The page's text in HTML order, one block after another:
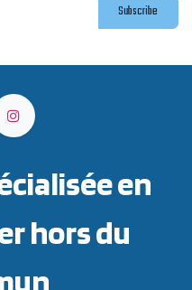
Subscribe
en
hors du